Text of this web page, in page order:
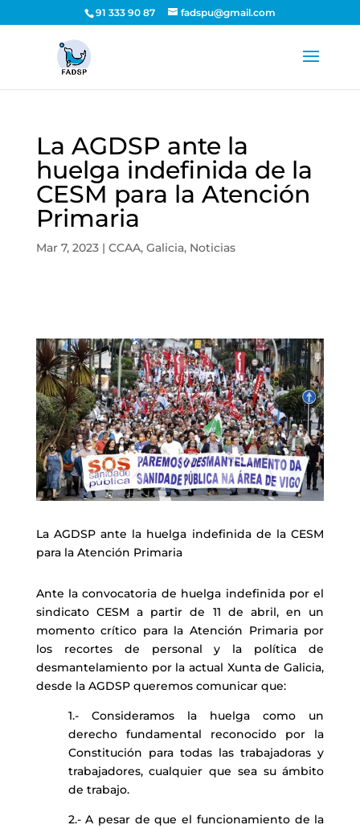
91 333 90 87 fadspu@gmail.com
La AGDSP ante la
huelga indefinida de la
CESM para la Atención
Primaria
Mar 7, 2023| CCAA, Galicia, Noticias
La AGDSP ante la huelga indefinida de la CESM
para la Atención Primaria
Ante la convocatoria de huelga indefinida por el
sindicato CESM a partir de 11 de abril, en un
momento crítico para la Atención Primaria por
los recortes de personal y la política de
desmantelamiento por la actual Xunta de Galicia,
desde la AGDSP queremos comunicar que:
1.- Consideramos la huelga como un
derecho fundamental reconocido por la
Constitución para todas las trabajadoras y
trabajadores, cualquier que sea su ámbito
de trabajo.
2.- A pesar de que el funcionamiento de la